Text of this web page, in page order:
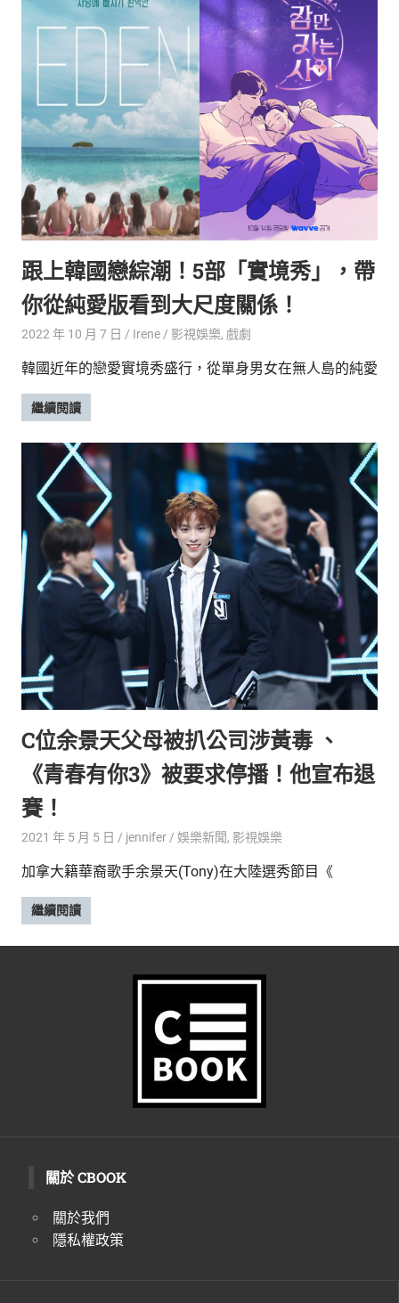
奇
新
鮮
內
容，
讓
獨
一
二
的
你
和
一
找
活
態
度。
跟上韓國戀綜潮！5部「實境秀」，帶
你從純愛版看到大尺度關係！
2022 年 10 月 7 日 Irene 影視娛樂, 戲劇
韓國近年的戀愛實境秀盛行，從單身男女在無人島的純愛
繼續閱讀
C位余景天父母被扒公司涉黃毒 、
《青春有你3》被要求停播！他宣布退
賽！
2021 年 5 月 5 日 jennifer 娛樂新聞, 影視娛樂
加拿大籍華裔歌手余景天(Tony)在大陸選秀節目《
繼續閱讀
關於 CBOOK
關於我們
隱私權政策